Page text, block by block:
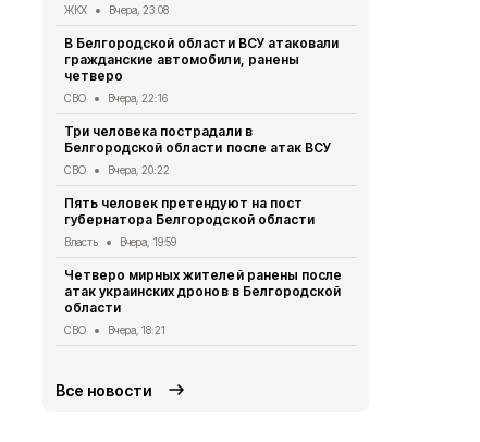
ЖКХ Вчера, 23:08
В Белгородской области ВСУ атаковали
гражданские автомобили, ранены
четверо
СВО Вчера, 22:16
Три человека пострадали в
Белгородской области после атак ВСУ
СВО Вчера, 20:22
Пять человек претендуют на пост
губернатора Белгородской области
Власть Вчера, 19:59
Четверо мирных жителей ранены после
атак украинских дронов в Белгородской
области
СВО Вчера, 18:21
Все новости